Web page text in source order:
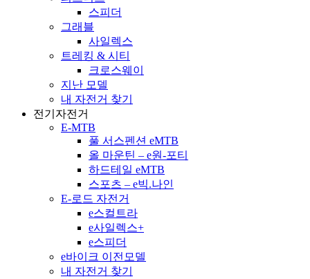
스피더
그래블
사일렉스
트레킹 & 시티
크로스웨이
지난 모델
내 자전거 찾기
전기자전거
E-MTB
풀 서스펜션 eMTB
올 마운틴 – e원-포티
하드테일 eMTB
스포츠 – e빅.나인
E-로드 자전거
e스컬트라
e사일렉스+
e스피더
e바이크 이전모델
내 자전거 찾기